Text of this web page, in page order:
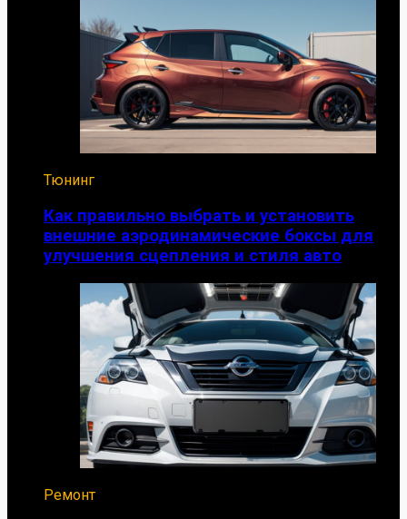
Тюнинг
Как правильно выбрать и установить
внешние аэродинамические боксы для
улучшения сцепления и стиля авто
Ремонт